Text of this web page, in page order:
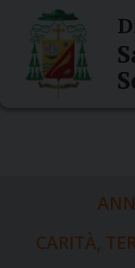
content
CARITÀ,